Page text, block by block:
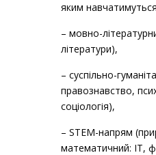
яким
– мовно-
літератури),
– суспільно-
правознавство,
соціологія),
– STEM-напрям
математичний: ІТ,